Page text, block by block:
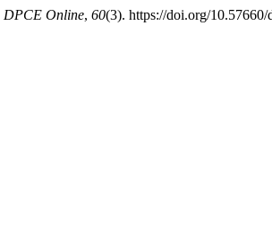
DPCE Online, 60(3). https://doi.org/10.57660/